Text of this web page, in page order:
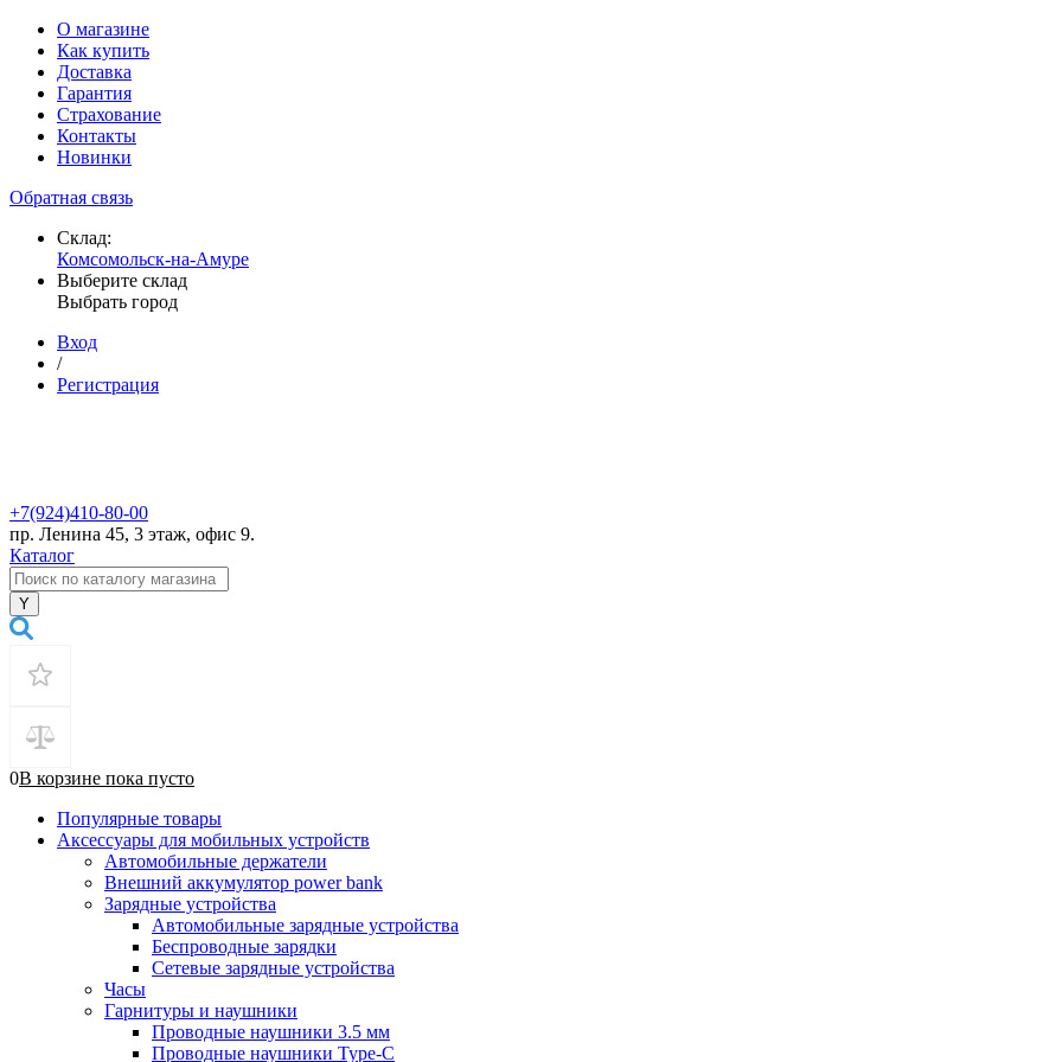
О магазине
Как купить
Доставка
Гарантия
Страхование
Контакты
Новинки
Обратная связь
Склад:
Комсомольск-на-Амуре
Выберите склад
Выбрать город
Вход
/
Регистрация
+7(924)410-80-00
пр. Ленина 45, 3 этаж, офис 9.
Каталог
0В корзине пока пусто
Популярные товары
Аксессуары для мобильных устройств
Автомобильные держатели
Внешний аккумулятор power bank
Зарядные устройства
Автомобильные зарядные устройства
Беспроводные зарядки
Сетевые зарядные устройства
Часы
Гарнитуры и наушники
Проводные наушники 3.5 мм
Проводные наушники Type-C